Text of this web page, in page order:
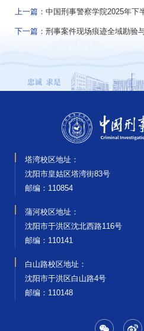
上一篇： 中国刑事警察学院2025年下
下一篇： 刑事案件现场痕迹全域勘验
塔湾校区地址：
沈阳市皇姑区塔湾街83号
邮编‌：110854
蒲河校区地址：
沈阳市于洪区沈北西路116号
邮编‌：110141
白山路校区地址：
沈阳市于洪区白山路4号
邮编‌：110148